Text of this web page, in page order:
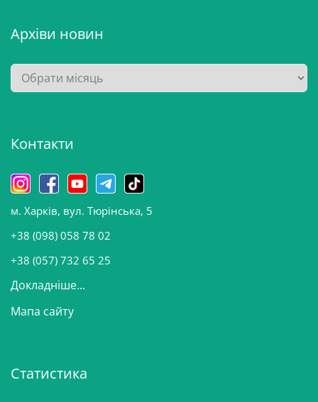
Архіви новин
А
р
в
н
о
в
и
Контакти
м. Харків, вул. Тюрінська, 5
+38 (098) 058 78 02
+38 (057) 732 65 25
Докладніше...
Мапа сайту
Статистика